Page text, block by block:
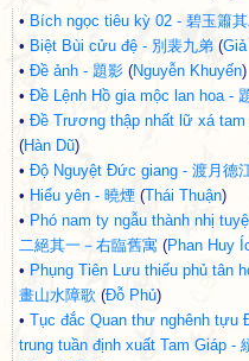
• Bích ngọc tiêu kỳ 02 - 碧玉簫
• Biệt Bùi cửu đệ - 別裴九弟 (
• Đề ảnh - 題影 (Nguyễn Khuyến)
• Đề Lệnh Hồ gia mộc lan hoa -
• Đề Trương thập nhất lữ xá tam
(Hàn Dũ)
• Độ Nguyệt Đức giang - 渡月德
• Hiểu yên - 曉煙 (Thái Thuận)
• Phó nam ty ngẫu thành nhị
二絕其一－右臨舊寓 (Phan Huy
• Phụng Tiên Lưu thiếu phủ tân
畫山水障歌 (Đỗ Phủ)
• Tục đắc Quan thư nghênh
trung tuần định xuất Tam Giáp -